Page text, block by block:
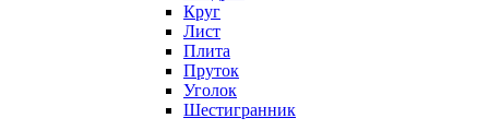
Круг
Лист
Плита
Пруток
Уголок
Шестигранник